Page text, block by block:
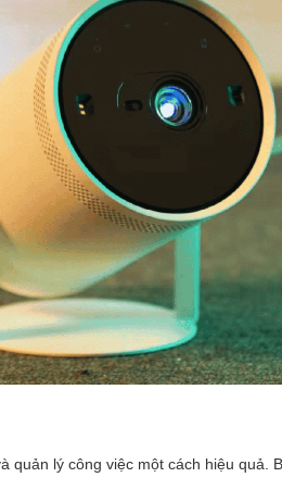
quản lý công việc một cách hiệu quả.